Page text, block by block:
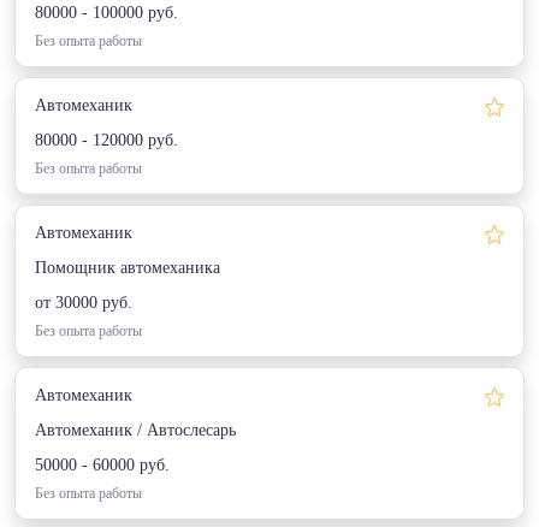
80000 - 100000 руб.
Без опыта работы
Автомеханик
80000 - 120000 руб.
Без опыта работы
Автомеханик
Помощник автомеханика
от 30000 руб.
Без опыта работы
Автомеханик
Автомеханик / Автослесарь
50000 - 60000 руб.
Без опыта работы